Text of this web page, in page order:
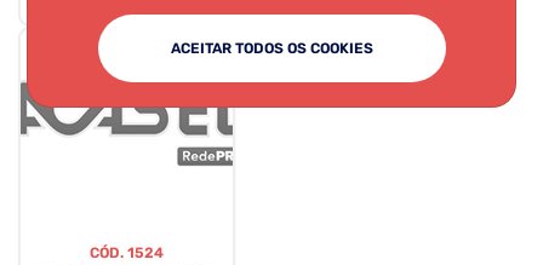
ACEITAR TODOS OS COOKIES
CÓD. 1524